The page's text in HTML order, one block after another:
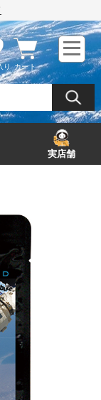
り カート
実店舗